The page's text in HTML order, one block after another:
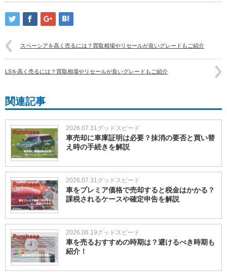
スペーシアを高く売るには？買取相場やリセールが良いグレードもご紹介
LSを高く売るには？買取相場やリセールが良いグレードもご紹介
関連記事
2026.07.31グッドスピード
車売却に車庫証明は必要？抹消の要否と買い替
え時の手続きを解説
2026.07.31グッドスピード
車をプレミア価格で売却すると税金はかかる？
課税されるケースや確定申告を解説
2026.06.19グッドスピード
車を売るおすすめの時期は？避けるべき時期も
紹介！